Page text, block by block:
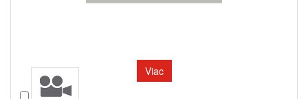
Viac
Porovnať